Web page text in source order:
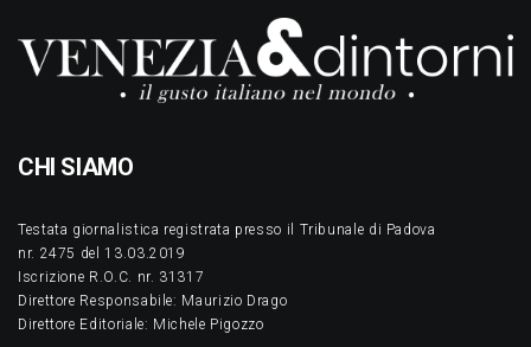
CHI SIAMO
Testata giornalistica registrata presso il Tribunale di Padova
nr. 2475 del 13.03.2019
Iscrizione R.O.C. nr. 31317
Direttore Responsabile: Maurizio Drago
Direttore Editoriale: Michele Pigozzo